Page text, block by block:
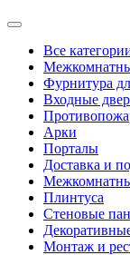
Все
Фурнитура
Входные
Арки
Порталы
Доставка и
Плинтуса
Стеновые
Монтаж и